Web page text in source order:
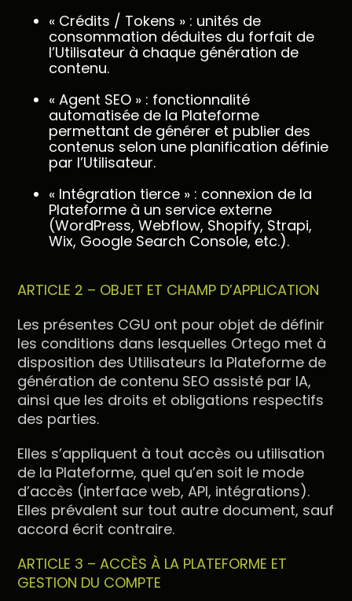
« Crédits / Tokens » : unités de
consommation déduites du forfait de
l’Utilisateur à chaque génération de
contenu.
« Agent SEO » : fonctionnalité
automatisée de la Plateforme
permettant de générer et publier des
contenus selon une planification définie
par l’Utilisateur.
« Intégration tierce » : connexion de la
Plateforme à un service externe
(WordPress, Webflow, Shopify, Strapi,
Wix, Google Search Console, etc.).
ARTICLE 2 – OBJET ET CHAMP D’APPLICATION
Les présentes CGU ont pour objet de définir
les conditions dans lesquelles Ortego met à
disposition des Utilisateurs la Plateforme de
génération de contenu SEO assisté par IA,
ainsi que les droits et obligations respectifs
des parties.
Elles s’appliquent à tout accès ou utilisation
de la Plateforme, quel qu’en soit le mode
d’accès (interface web, API, intégrations).
Elles prévalent sur tout autre document, sauf
accord écrit contraire.
ARTICLE 3 – ACCÈS À LA PLATEFORME ET
GESTION DU COMPTE